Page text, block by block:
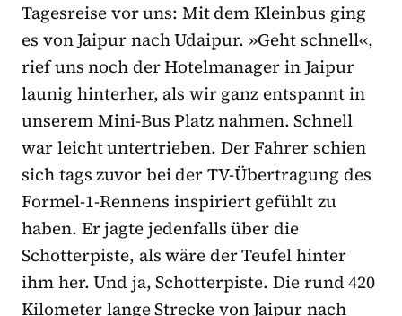
Tagesreise vor uns: Mit dem Kleinbus ging
es von Jaipur nach Udaipur. »Geht schnell«,
rief uns noch der Hotelmanager in Jaipur
launig hinterher, als wir ganz entspannt in
unserem Mini-Bus Platz nahmen. Schnell
war leicht untertrieben. Der Fahrer schien
sich tags zuvor bei der TV-Übertragung des
Formel-1-Rennens inspiriert gefühlt zu
haben. Er jagte jedenfalls über die
Schotterpiste, als wäre der Teufel hinter
ihm her. Und ja, Schotterpiste. Die rund 420
Kilometer lange Strecke von Jaipur nach